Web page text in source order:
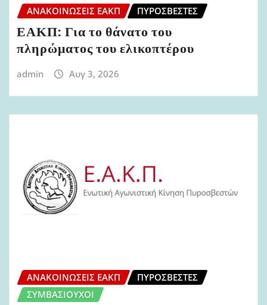
ΑΝΑΚΟΙΝΏΣΕΙΣ ΕΑΚΠ ΠΥΡΟΣΒΈΣΤΕΣ
ΕΑΚΠ: Για το θάνατο του
πληρώματος του ελικοπτέρου
admin Αυγ 3, 2026
ΑΝΑΚΟΙΝΏΣΕΙΣ ΕΑΚΠ
ΠΥΡΟΣΒΈΣΤΕΣ
ΣΥΜΒΑΣΙΟΎΧΟΙ